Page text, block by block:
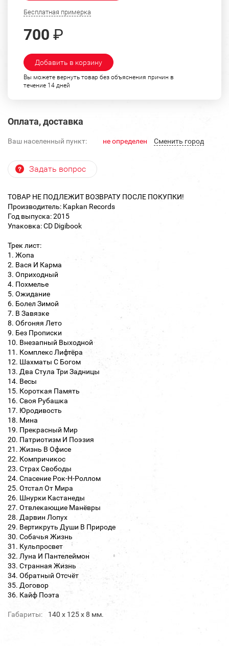
Бесплатная примерка
700 ₽
Добавить в корзину
Вы можете вернуть товар без объяснения причин в
течение 14 дней
Оплата, доставка
Ваш населенный пункт: не определен Cменить город
Задать вопрос
ТОВАР НЕ ПОДЛЕЖИТ ВОЗВРАТУ ПОСЛЕ ПОКУПКИ!
Производитель: Kapkan Records
Год выпуска: 2015
Упаковка: CD Digibook
Трек лист:
1. Жопа
2. Вася И Карма
3. Оприходный
4. Похмелье
5. Ожидание
6. Болел Зимой
7. В Завязке
8. Обгоняя Лето
9. Без Прописки
10. Внезапный Выходной
11. Комплекс Лифтёра
12. Шахматы С Богом
13. Два Стула Три Задницы
14. Весы
15. Короткая Память
16. Своя Рубашка
17. Юродивость
18. Мина
19. Прекрасный Мир
20. Патриотизм И Поэзия
21. Жизнь В Офисе
22. Компричикос
23. Страх Свободы
24. Спасение Рок-Н-Роллом
25. Отстал От Мира
26. Шнурки Кастанеды
27. Отвлекающие Манёвры
28. Дарвин Лопух
29. Вертикруть Души В Природе
30. Собачья Жизнь
31. Кульпросвет
32. Луна И Пантелеймон
33. Странная Жизнь
34. Обратный Отсчёт
35. Договор
36. Кайф Поэта
Габариты: 140 х 125 х 8 мм.